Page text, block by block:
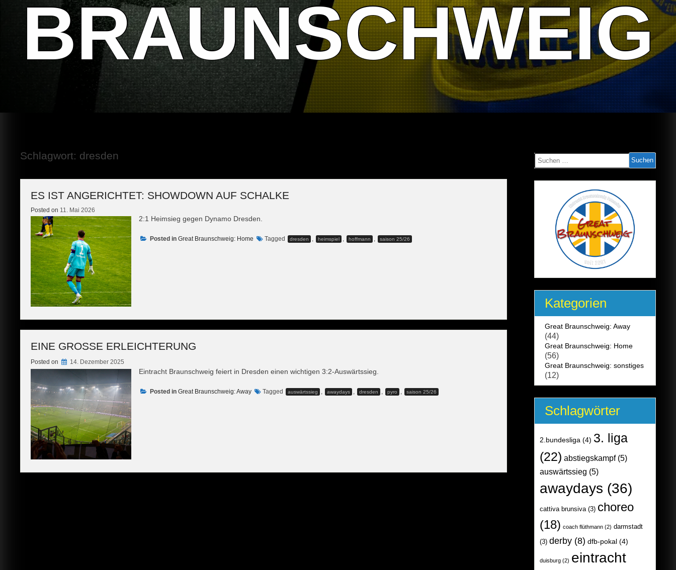
BRAUNSCHWEIG
Schlagwort: dresden
ES IST ANGERICHTET: SHOWDOWN AUF SCHALKE
Posted on 11. Mai 2026
2:1 Heimsieg gegen Dynamo Dresden.
Posted in Great Braunschweig: Home Tagged dresden , heimspiel , hoffmann , saison 25/26
EINE GROSSE ERLEICHTERUNG
Posted on 14. Dezember 2025
Eintracht Braunschweig feiert in Dresden einen wichtigen 3:2-Auswärtssieg.
Posted in Great Braunschweig: Away Tagged auswärtssieg , awaydays , dresden , pyro , saison 25/26
Suchen
nach:
Kategorien
Great Braunschweig: Away
(44)
Great Braunschweig: Home
(56)
Great Braunschweig: sonstiges
(12)
Schlagwörter
2.bundesliga(4) 3. liga
(22) abstiegskampf(5)
auswärtssieg (5)
awaydays (36)
cattiva brunsiva(3) choreo
(18) coach flüthmann(2) darmstadt
(3) derby(8) dfb-pokal(4)
duisburg(2) eintracht